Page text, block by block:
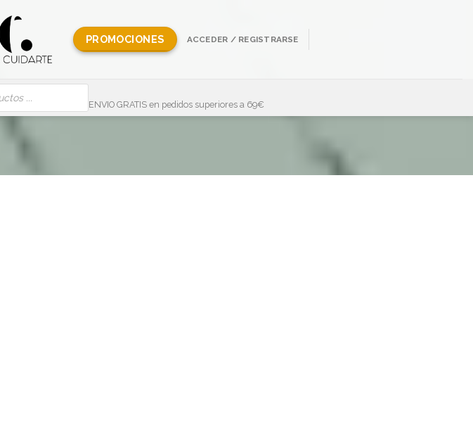
PROMOCIONES ACCEDER / REGISTRARSE
ENVIO GRATIS en pedidos superiores a 69€